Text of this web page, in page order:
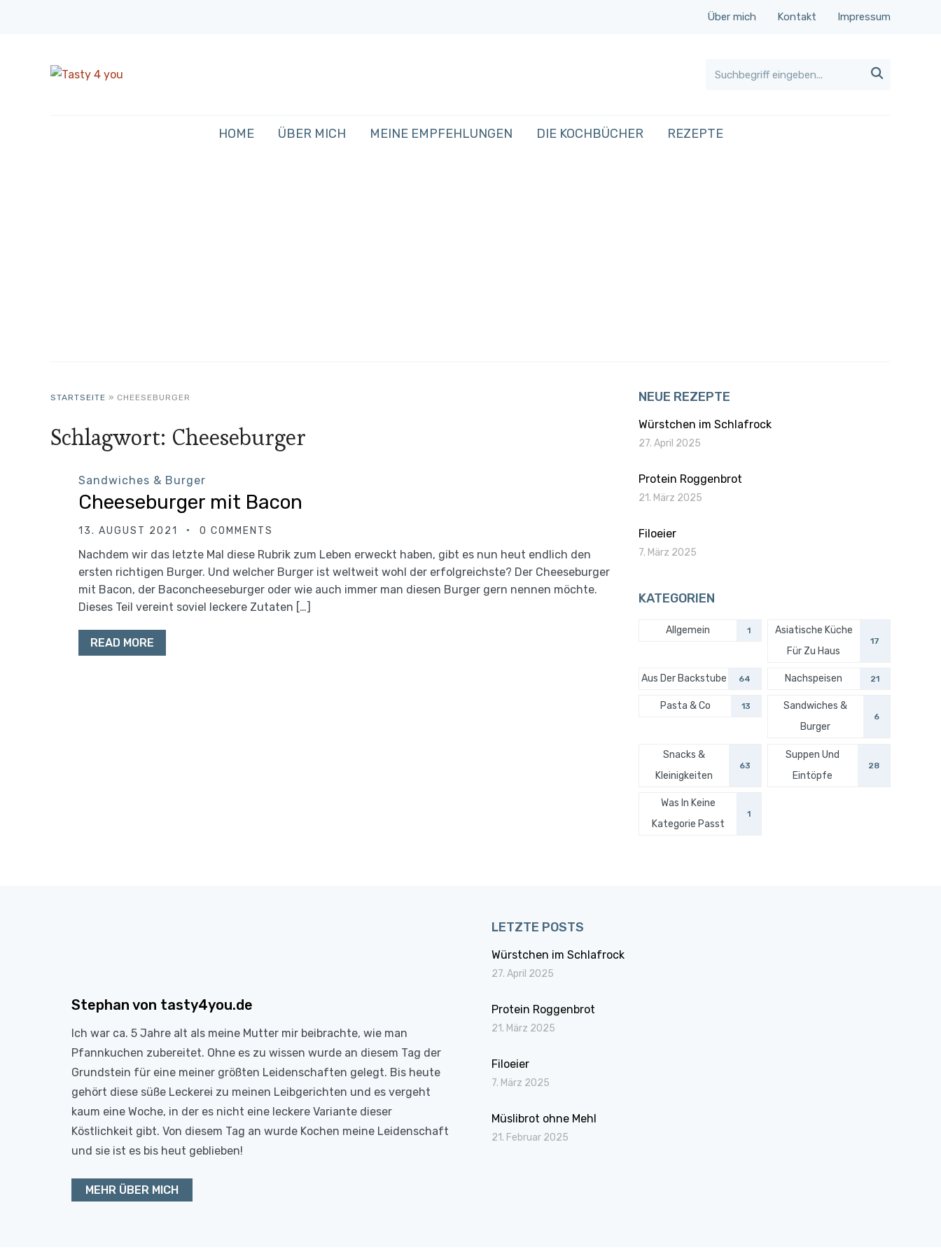
Über mich Kontakt Impressum

HOME ÜBER MICH MEINE EMPFEHLUNGEN DIE KOCHBÜCHER REZEPTE
STARTSEITE » CHEESEBURGER
Schlagwort: Cheeseburger
Sandwiches & Burger
Cheeseburger mit Bacon
13. AUGUST 2021 0 COMMENTS
Nachdem wir das letzte Mal diese Rubrik zum Leben erweckt haben, gibt es nun heut endlich den
ersten richtigen Burger. Und welcher Burger ist weltweit wohl der erfolgreichste? Der Cheeseburger
mit Bacon, der Baconcheeseburger oder wie auch immer man diesen Burger gern nennen möchte.
Dieses Teil vereint soviel leckere Zutaten […]
READ MORE
NEUE REZEPTE
Würstchen im Schlafrock
27. April 2025
Protein Roggenbrot
21. März 2025
Filoeier
7. März 2025
KATEGORIEN
Allgemein 1
Asiatische Küche
Für Zu Haus
17
Aus Der Backstube 64 Nachspeisen 21
Pasta & Co 13
Sandwiches &
Burger
6
Snacks &
Kleinigkeiten
63
Suppen Und
Eintöpfe
28
Was In Keine
Kategorie Passt
1
Stephan von tasty4you.de
Ich war ca. 5 Jahre alt als meine Mutter mir beibrachte, wie man
Pfannkuchen zubereitet. Ohne es zu wissen wurde an diesem Tag der
Grundstein für eine meiner größten Leidenschaften gelegt. Bis heute
gehört diese süße Leckerei zu meinen Leibgerichten und es vergeht
kaum eine Woche, in der es nicht eine leckere Variante dieser
Köstlichkeit gibt. Von diesem Tag an wurde Kochen meine Leidenschaft
und sie ist es bis heut geblieben!
MEHR ÜBER MICH
LETZTE POSTS
Würstchen im Schlafrock
27. April 2025
Protein Roggenbrot
21. März 2025
Filoeier
7. März 2025
Müslibrot ohne Mehl
21. Februar 2025